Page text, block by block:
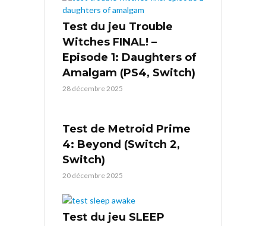
Test du jeu Trouble
Witches FINAL! –
Episode 1: Daughters of
Amalgam (PS4, Switch)
28 décembre 2025
Test de Metroid Prime
4: Beyond (Switch 2,
Switch)
20 décembre 2025
Test du jeu SLEEP